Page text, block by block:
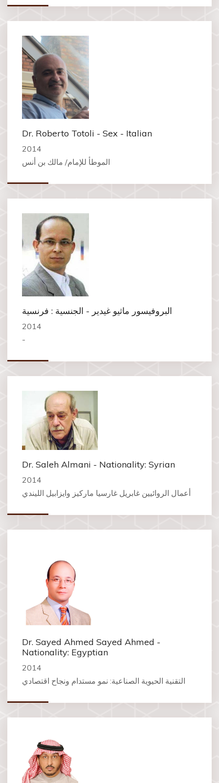
Dr. Roberto Totoli - Sex - Italian
2014
الموطأ للإمام/ مالك بن أنس
البروفيسور ماثيو غيدير - الجنسية : فرنسية
2014
-
Dr. Saleh Almani - Nationality: Syrian
2014
أعمال الروائيين غابريل غارسيا ماركيز وايزابيل الليندي
Dr. Sayed Ahmed Sayed Ahmed -
Nationality: Egyptian
2014
التقنية الحيوية الصناعية: نمو مستدام ونجاح اقتصادي